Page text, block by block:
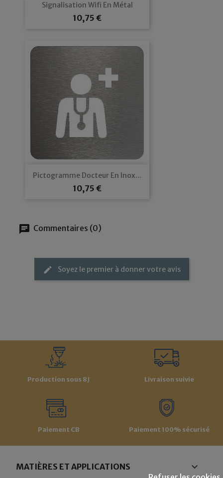
Signalisation Wifi En Métal
Prix
10,75 €
Pictogramme Docteur En Inox...
Prix
10,75 €
chat Commentaires (0)
edit Soyez le premier à donner votre avis
Production sous 8J Livraison suivie
Paiement CB Paiement 100% sécurisé
MATIÈRES ET APPLICATIONS 